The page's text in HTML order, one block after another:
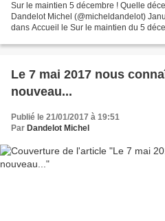
Sur le maintien 5 décembre ! Quelle
Dandelot Michel (@micheldandelot)
dans Accueil le Sur le maintien du 5
Le 7 mai 2017 nous
nouveau...
Publié le 21/01/2017 à 19:51
Par Dandelot Michel